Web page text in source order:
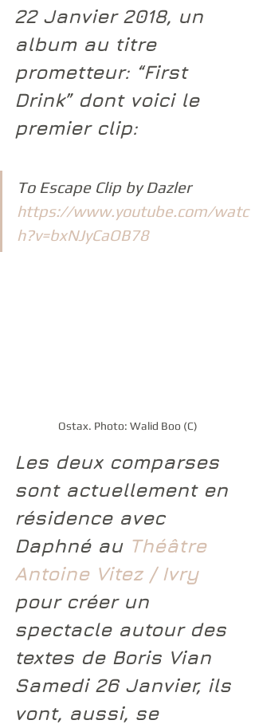
22 Janvier 2018, un
album au titre
prometteur: “First
Drink” dont voici le
premier clip:
To Escape Clip by Dazler
https://www.youtube.com/watc
h?v=bxNJyCaOB78
Ostax. Photo: Walid Boo (C)
Les deux comparses
sont actuellement en
résidence avec
Daphné au Théâtre
Antoine Vitez / Ivry
pour créer un
spectacle autour des
textes de Boris Vian
Samedi 26 Janvier, ils
vont, aussi, se